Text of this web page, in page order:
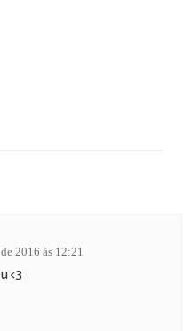
2016 às 12:21
<3